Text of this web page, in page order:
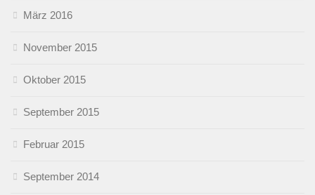
März 2016
November 2015
Oktober 2015
September 2015
Februar 2015
September 2014